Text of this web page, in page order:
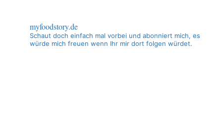
myfoodstory.de
Schaut doch einfach mal vorbei und abonniert mich, es
würde mich freuen wenn Ihr mir dort folgen würdet.